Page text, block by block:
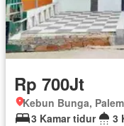
Rp 700Jt
Kebun Bunga,
3 Kamar tidur
3